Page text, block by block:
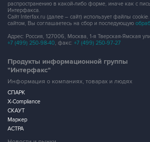
распространению в какой-либо форме, иначе как с
Интерфакса.
Сайт Interfax.ru (далее – сайт) использует файлы
сайтом, Вы соглашаетесь на сбор и последующую
Адрес: Россия, 127006, Москва, 1-я Тверская-Ямская
+7 (499) 250-98-40, факс: +7 (499) 250-97-27
Продукты информационной группы
"Интерфакс"
Информация о компаниях, товарах и людях
СПАРК
X-Compliance
СКАУТ
Маркер
АСТРА